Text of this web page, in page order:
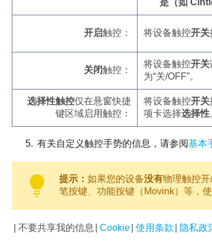
是（如
开启触控： 将设备触控开关
关闭触控：
将设备触控开关
为“关/OFF”。
选择性触控仅在悬窗快捷
键区域启用触控：
将设备触控开关
项卡选择选择性
有关自定义触控手势的信息，请参阅基本
提示： 如果您的设备没有物理触控开
笔按键、功能按键（Movink）等，
不要共享我的信息 Cookie 使用条款 隐私政